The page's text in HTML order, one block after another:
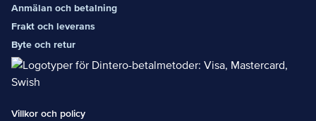
Anmälan och betalning
Frakt och leverans
Byte och retur
Villkor och policy